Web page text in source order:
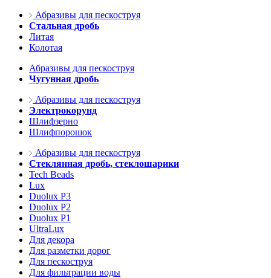
Абразивы для пескоструя
Стальная дробь
Литая
Колотая
Абразивы для пескоструя
Чугунная дробь
Абразивы для пескоструя
Электрокорунд
Шлифзерно
Шлифпорошок
Абразивы для пескоструя
Стеклянная дробь, стеклошарики
Tech Beads
Lux
Duolux P3
Duolux P2
Duolux P1
UltraLux
Для декора
Для разметки дорог
Для пескоструя
Для фильтрации воды